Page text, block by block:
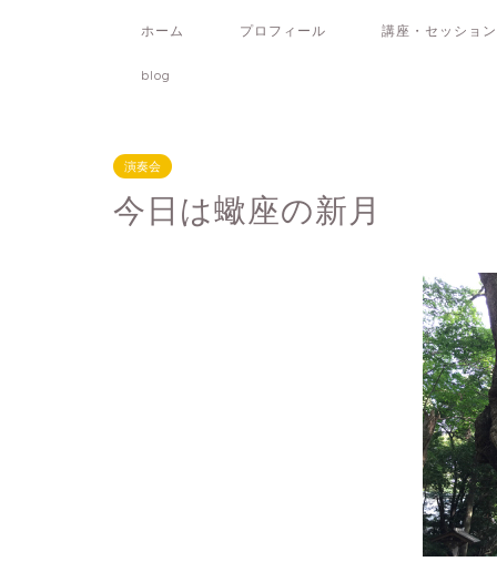
ホーム プロフィール 講座・セッション
blog
演奏会
今日は蠍座の新月